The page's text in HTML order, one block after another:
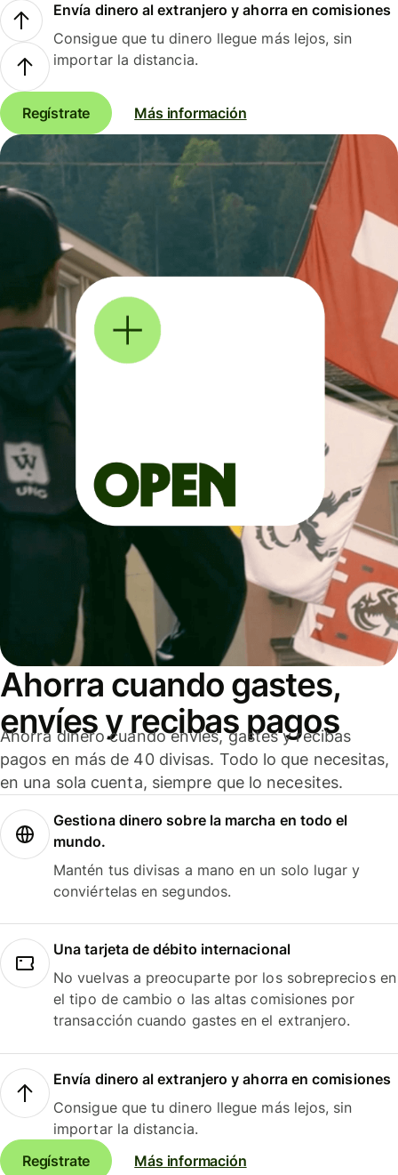
Envía dinero al extranjero y ahorra en comisiones
Consigue que tu dinero llegue más lejos, sin
importar la distancia.
Regístrate Más información
Ahorra cuando gastes,
envíes y recibas pagos
Ahorra dinero cuando envíes, gastes y recibas
pagos en más de 40 divisas. Todo lo que necesitas,
en una sola cuenta, siempre que lo necesites.
Gestiona dinero sobre la marcha en todo el
mundo.
Mantén tus divisas a mano en un solo lugar y
conviértelas en segundos.
Una tarjeta de débito internacional
No vuelvas a preocuparte por los sobreprecios en
el tipo de cambio o las altas comisiones por
transacción cuando gastes en el extranjero.
Envía dinero al extranjero y ahorra en comisiones
Consigue que tu dinero llegue más lejos, sin
importar la distancia.
Regístrate
Más información